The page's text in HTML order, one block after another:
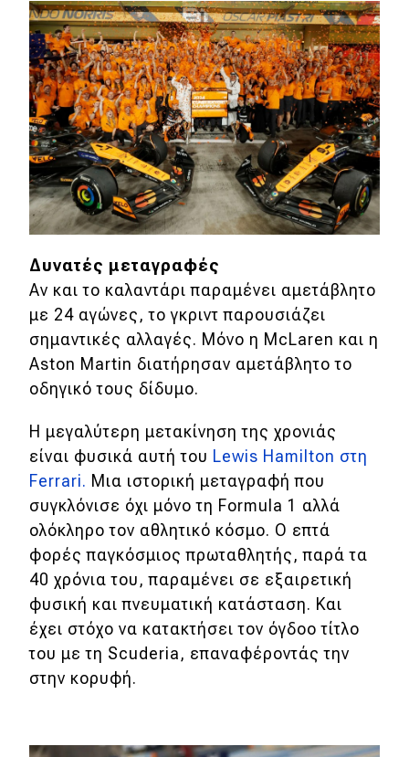
Classic
Νέα
Παρουσιάσεις
DRIVE Away
Μεταχειρισμένο
Οδηγός αγοράς
Συμβουλές
Χρηστικά
Συμβουλές
ΚΤΕΟ
Οδική βοήθεια
eDRIVE
DRIVE USED
Δυνατές μεταγραφές
Αν και το καλαντάρι παραμένει αμετάβλητο
με 24 αγώνες, το γκριντ παρουσιάζει
σημαντικές αλλαγές. Μόνο η McLaren και η
Aston Martin διατήρησαν αμετάβλητο το
οδηγικό τους δίδυμο.
Η μεγαλύτερη μετακίνηση της χρονιάς
είναι φυσικά αυτή του Lewis Hamilton στη
Ferrari. Μια ιστορική μεταγραφή που
συγκλόνισε όχι μόνο τη Formula 1 αλλά
ολόκληρο τον αθλητικό κόσμο. Ο επτά
φορές παγκόσμιος πρωταθλητής, παρά τα
40 χρόνια του, παραμένει σε εξαιρετική
φυσική και πνευματική κατάσταση. Και
έχει στόχο να κατακτήσει τον όγδοο τίτλο
του με τη Scuderia, επαναφέροντάς την
στην κορυφή.